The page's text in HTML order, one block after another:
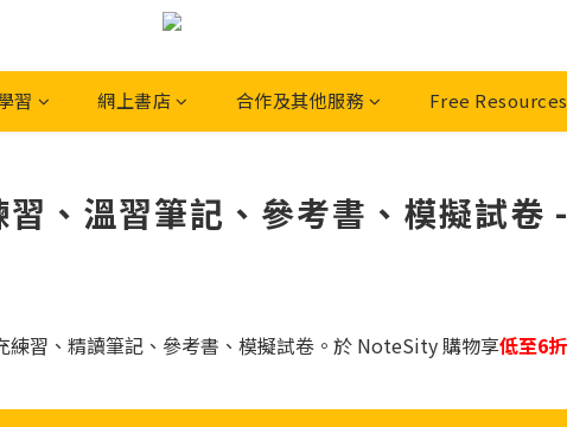
習 網上書店 合作及其他服務 Free
習、溫習筆記、參考書、模擬試
習、精讀筆記、參考書、模擬試卷。於 NoteSity 購物享低至6